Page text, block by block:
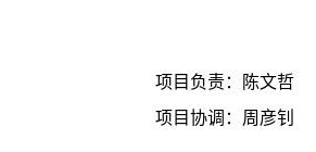
项目负责：陈文哲
项目协调：周彦钊